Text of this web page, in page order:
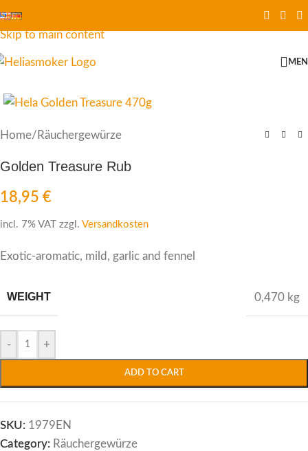
Skip to navigation
Skip to main content
Home/ Räuchergewürze
Golden Treasure Rub
18,95 €
incl. 7% VAT zzgl. Versandkosten
Exotic-aromatic, mild, garlic and fennel
WEIGHT 0,470 kg
- +
ADD TO CART
Alternative:
SKU: 1979EN
Category: Räuchergewürze